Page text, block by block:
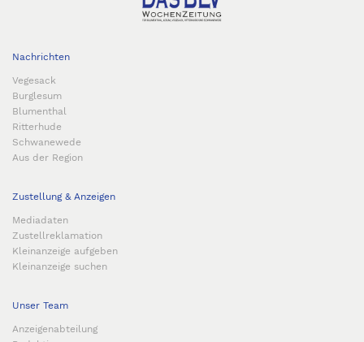
Nachrichten
Vegesack
Burglesum
Blumenthal
Ritterhude
Schwanewede
Aus der Region
Zustellung & Anzeigen
Mediadaten
Zustellreklamation
Kleinanzeige aufgeben
Kleinanzeige suchen
Unser Team
Anzeigenabteilung